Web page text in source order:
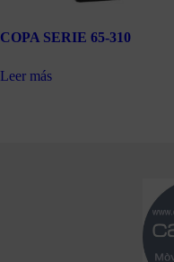
COPA SERIE 65-310
Leer más